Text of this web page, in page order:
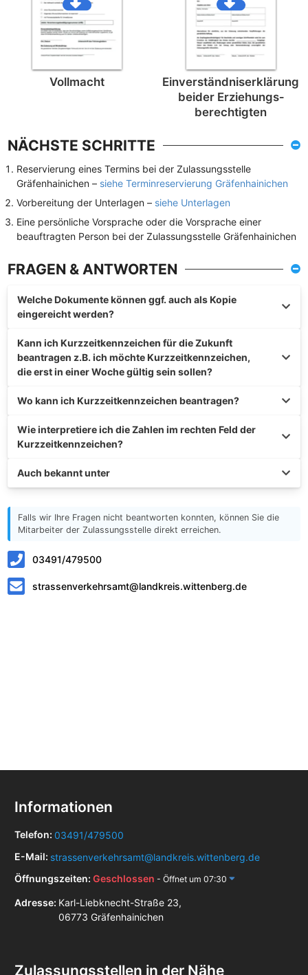
Vollmacht
Einverständnis­erklärung
beider Erziehungs­
berechtigten
NÄCHSTE SCHRITTE
Reservierung eines Termins bei der Zulassungsstelle
Gräfenhainichen – siehe Terminreservierung Gräfenhainichen
Vorbereitung der Unterlagen – siehe Unterlagen
Eine persönliche Vorsprache oder die Vorsprache einer
beauftragten Person bei der Zulassungsstelle Gräfenhainichen
FRAGEN & ANTWORTEN
Welche Dokumente können ggf. auch als Kopie
eingereicht werden?
Kann ich Kurzzeitkennzeichen für die Zukunft
beantragen z.B. ich möchte Kurzzeitkennzeichen,
die erst in einer Woche gültig sein sollen?
Wo kann ich Kurzzeitkennzeichen beantragen?
Wie interpretiere ich die Zahlen im rechten Feld der
Kurzzeitkennzeichen?
Auch bekannt unter
Falls wir Ihre Fragen nicht beantworten konnten, können Sie die
Mitarbeiter der Zulassungsstelle direkt erreichen.
03491/479500
strassenverkehrsamt@landkreis.wittenberg.de
Informationen
Telefon: 03491/479500
E-Mail: strassenverkehrsamt@landkreis.wittenberg.de
Öffnungszeiten: Geschlossen - Öffnet um 07:30
Adresse: Karl-Liebknecht-Straße 23,
06773 Gräfenhainichen
Zulassungsstellen in der Nähe